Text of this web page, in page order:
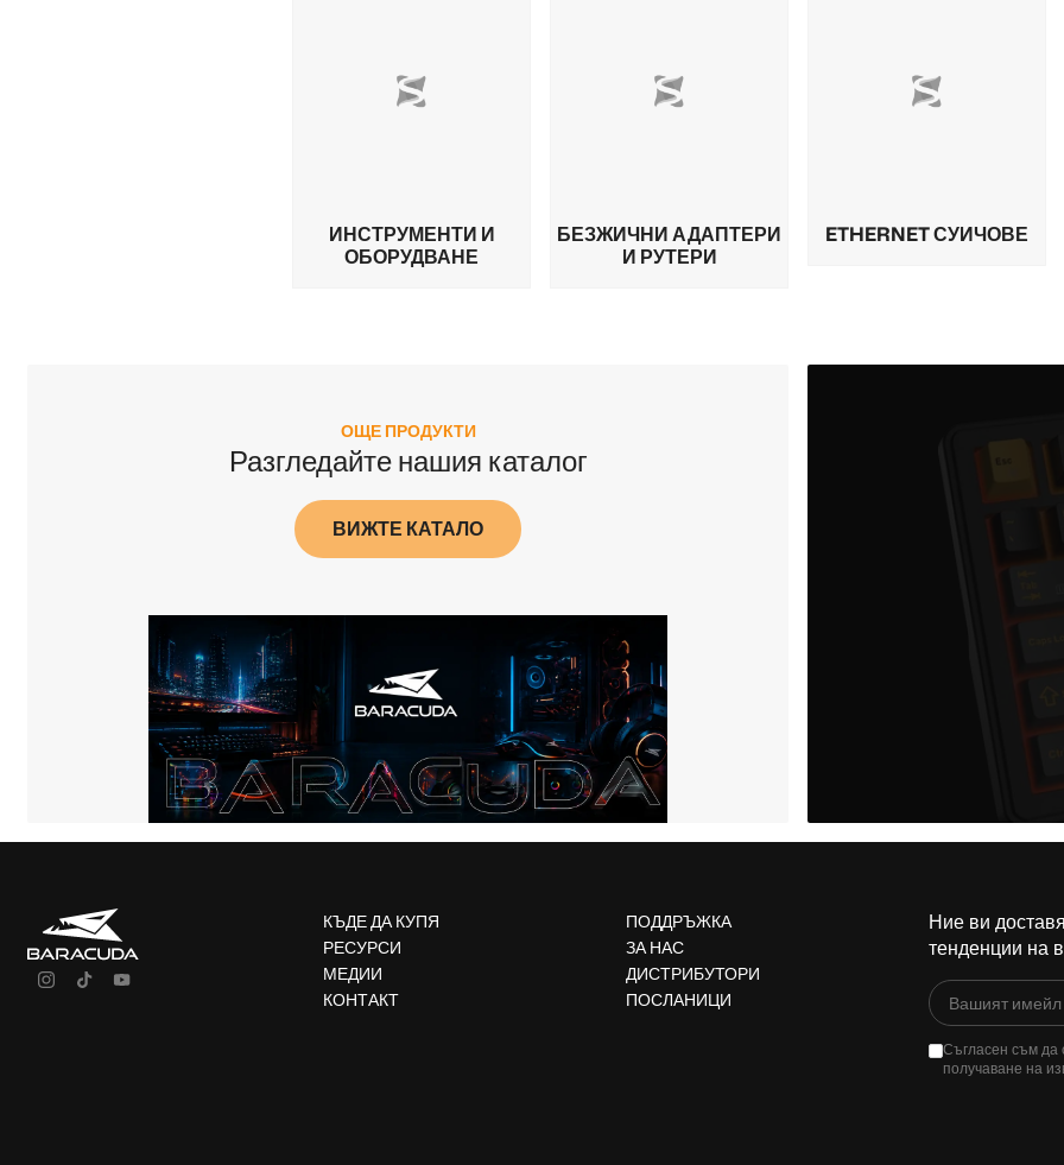
ИНСТРУМЕНТИ И
ОБОРУДВАНЕ
БЕЗЖИЧНИ АДАПТЕРИ
И РУТЕРИ
ETHERNET СУИЧОВЕ
ОЩЕ ПРОДУКТИ
Разгледайте нашия каталог
ВИЖТЕ КАТАЛО
КЪДЕ ДА КУПЯ
РЕСУРСИ
МЕДИИ
КОНТАКТ
ПОДДРЪЖКА
ЗА НАС
ДИСТРИБУТОРИ
ПОСЛАНИЦИ
Ние ви
тенденции на
Съгласен съм да
получаване на